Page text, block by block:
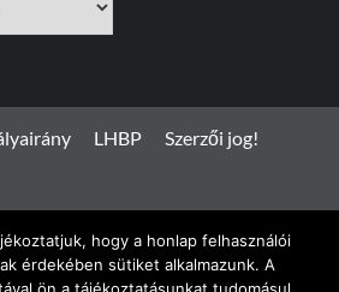
LHBP Szerzői jog!
hogy a honlap felhasználói
érdekében sütiket alkalmazunk. A